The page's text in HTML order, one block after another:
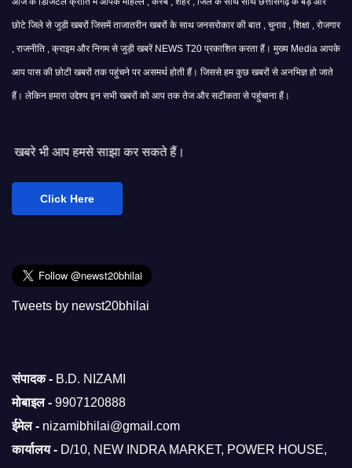
छोटे जिले से जुडी खबरों जिसमें ताजातरीन खबरों के साथ जनसरोकार की बात , चुनाव , शिक्षा , रोजगार
, राजनीति , क्राइम और निगम से जुड़ी खबरें NEWS T20 प्रकाशित करता हैं। मुख्य Media आपके
आप पास की छोटी खबरों तक पहुंचने पर असमर्थ होती हैं। जिससे हम कुछ खबरों से अनभिज्ञ हो जाते
हैं। लेकिन हमारा उद्देश्य इन सभी खबरों को आप तक तेज और सटीकता से पहुंचाना हैं।
साझा कर सकते हैं।
Click Here
Tweets by newst20bhilai
संपादक - B.D. NIZAMI
मोबाइल - 9907120888
ईमेल - nizamibhilai@gmail.com
कार्यालय - D/10, NEW INDRA MARKET, POWER HOUSE,